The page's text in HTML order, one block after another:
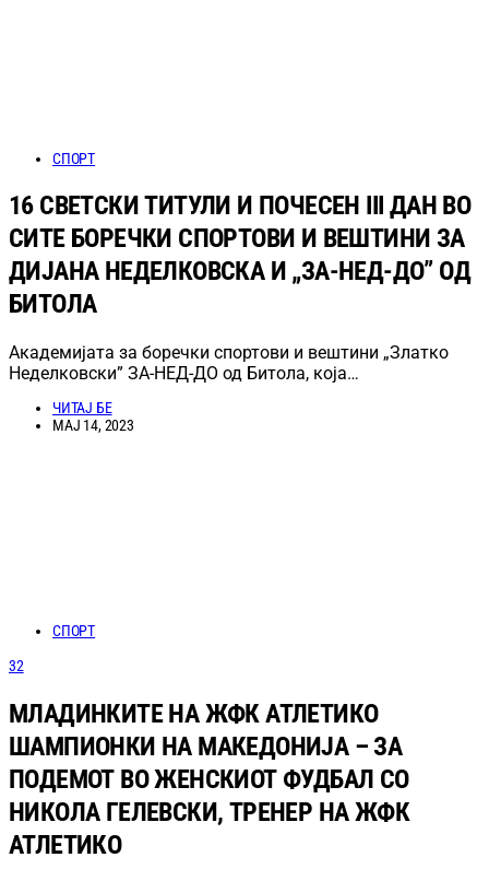
СПОРТ
16 СВЕТСКИ ТИТУЛИ И ПОЧЕСЕН III ДАН ВО
СИТЕ БОРЕЧКИ СПОРТОВИ И ВЕШТИНИ ЗА
ДИЈАНА НЕДЕЛКОВСКА И „ЗА-НЕД-ДО” ОД
БИТОЛА
Академијата за боречки спортови и вештини „Златко
Неделковски” ЗА-НЕД-ДО од Битола, која…
ЧИТАЈ БЕ
МАЈ 14, 2023
СПОРТ
32
МЛАДИНКИТЕ НА ЖФК АТЛЕТИКО
ШАМПИОНКИ НА МАКЕДОНИЈА – ЗА
ПОДЕМОТ ВО ЖЕНСКИОТ ФУДБАЛ СО
НИКОЛА ГЕЛЕВСКИ, ТРЕНЕР НА ЖФК
АТЛЕТИКО